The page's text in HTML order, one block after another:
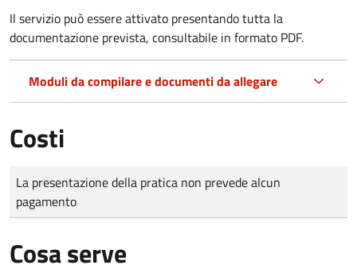
Il servizio può essere attivato presentando tutta la
documentazione prevista, consultabile in formato PDF.
Moduli da compilare e documenti da allegare
Costi
Tipo di pagamento
Importo
La presentazione della pratica non prevede alcun
pagamento
Cosa serve